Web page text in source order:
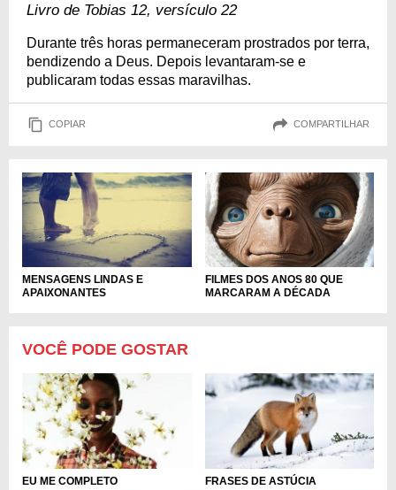
Livro de Tobias 12, versículo 22
Durante três horas permaneceram prostrados por terra,
bendizendo a Deus. Depois levantaram-se e
publicaram todas essas maravilhas.
COPIAR COMPARTILHAR
MENSAGENS LINDAS E
APAIXONANTES
FILMES DOS ANOS 80 QUE
MARCARAM A DÉCADA
VOCÊ PODE GOSTAR
EU ME COMPLETO FRASES DE ASTÚCIA